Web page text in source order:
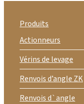
Produits
Actionneurs
Vérins de levage
Renvois d’angle ZK
Renvois d`angle